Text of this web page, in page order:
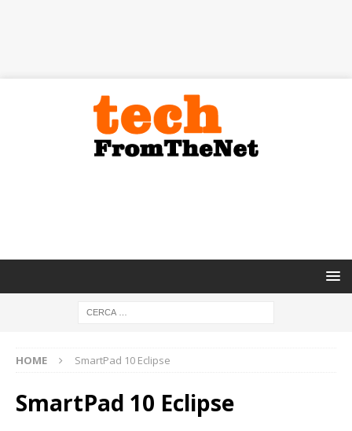
HOME SmartPad 10 Eclipse
SmartPad 10 Eclipse